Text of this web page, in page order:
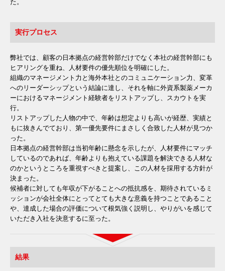
た。
実行プロセス
弊社では、顧客の日本拠点の経営幹部だけでなく本社の経営幹部にも
ヒアリングを重ね、人材要件の優先順位を明確にした。
組織のマネージメント力と海外本社とのコミュニケーション力、変革
へのリーダーシップという結論に達し、それを軸に外資系製薬メーカ
ーにおけるマネージメント経験者をリストアップし、スカウトを実
行。
リストアップした人物の中で、年齢は想定よりも高いが経歴、実績と
もに抜きんでており、第一優先要件にまさしく合致した人材が見つか
った。
日本拠点の経営幹部は当初年齢に懸念を示したが、人材要件にマッチ
しているのであれば、年齢よりも抱えている課題を解決できる人材な
のかというところを重視すべきと提案し、この人材を採用する方針が
決まった。
候補者に対しても年収が下がることへの抵抗感を、期待されているミ
ッションが会社全体にとってとても大きな意義を持つことであること
や、達成した場合の評価について根気強く説明し、やりがいを感じて
いただき入社を決意するに至った。
結果